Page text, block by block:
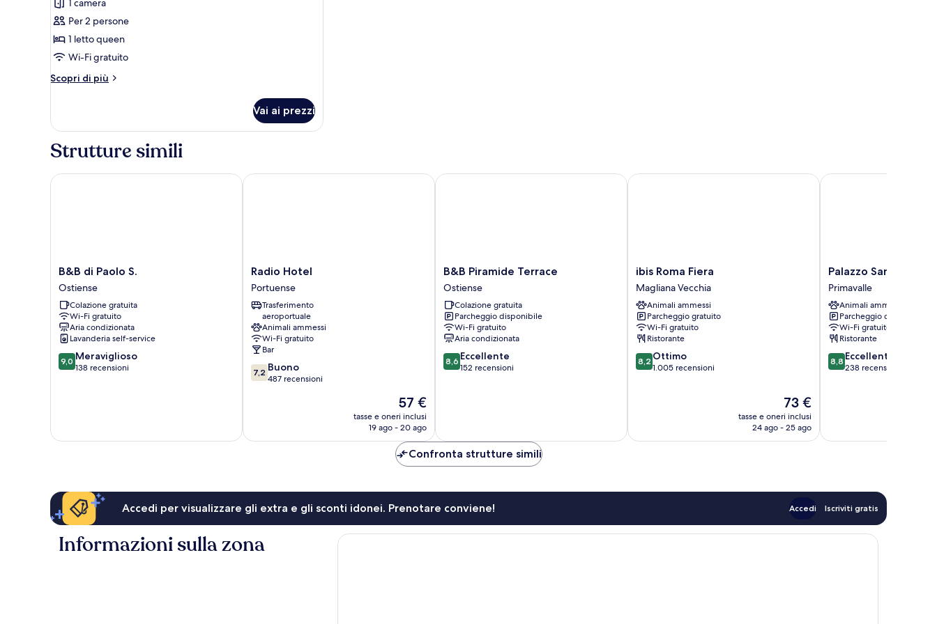
le
foto
per
Camera
doppia,
balcone
1 camera
Per 2 persone
1 letto queen
Wi-Fi gratuito
Scopri di più
Altri
doppia,
Vai ai prezzi
Strutture simili
B&B
di
Paolo
S.
Ostiense
B&B di Paolo S.
Ostiense
Colazione gratuita
Wi-Fi gratuito
Aria condizionata
Lavanderia self-service
9.0
su
9,0 Meraviglioso
138 recensioni
B&B di Paolo S.
Radio
Hotel
Portuense
Radio Hotel
Portuense
Trasferimento
aeroportuale
Animali ammessi
Wi-Fi gratuito
Bar
7.2
su
7,2 Buono
487 recensioni
Il
prezzo
attuale
57 €
57 €
tasse e oneri inclusi
19 ago - 20 ago
Radio Hotel
B&B
Piramide
Terrace
Ostiense
B&B Piramide Terrace
Ostiense
Colazione gratuita
Parcheggio disponibile
Wi-Fi gratuito
Aria condizionata
8.6
su
8,6 Eccellente
152 recensioni
B&B Piramide Terrace
ibis
Roma
Fiera
Magliana
Vecchia
ibis Roma Fiera
Magliana Vecchia
Animali ammessi
Parcheggio gratuito
Wi-Fi gratuito
Ristorante
8.2
su
8,2 Ottimo
1.005 recensioni
Il
prezzo
attuale
73 €
tasse e oneri inclusi
24 ago - 25 ago
ibis Roma Fiera
Palazzo
Sant'Antonio
Roma
Primavalle
Palazzo
Primavalle
Animali ammessi
Parcheggio disponibile
Wi-Fi gratuito
Ristorante
8.8
su
8,8 Eccellente
238 recensioni
Palazzo Sant'Antonio
Confronta strutture simili
Accedi per visualizzare gli extra e gli sconti idonei. Prenotare conviene! Accedi Iscriviti gratis
Informazioni sulla zona